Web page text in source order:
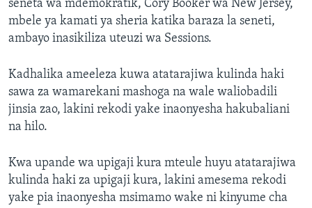
seneta wa mdemokratik, Cory Booker wa New Jersey,
mbele ya kamati ya sheria katika baraza la seneti,
ambayo inasikiliza uteuzi wa Sessions.
Kadhalika ameeleza kuwa atatarajiwa kulinda haki
sawa za wamarekani mashoga na wale waliobadili
jinsia zao, lakini rekodi yake inaonyesha hakubaliani
na hilo.
Kwa upande wa upigaji kura mteule huyu atatarajiwa
kulinda haki za upigaji kura, lakini amesema rekodi
yake pia inaonyesha msimamo wake ni kinyume cha